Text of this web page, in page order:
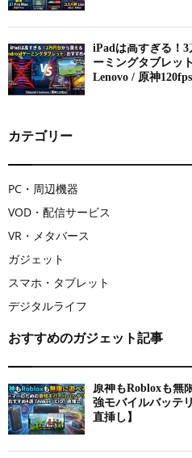
iPadは高すぎる！
ーミングタブレッ
Lenovo / 原神120fps
カテゴリー
PC・周辺機器
VOD・配信サービス
VR・メタバース
ガジェット
スマホ・タブレット
デジタルライフ
おすすめのガジェット記事
原神もRobloxも無
強モバイルバッテ
直挿し】